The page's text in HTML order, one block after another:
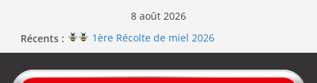
8 août 2026
Récents :
1ère Récolte de miel 2026
Renouvellement de la certification ISO 9001
Le repas d’équipe de SEGM allume le feu